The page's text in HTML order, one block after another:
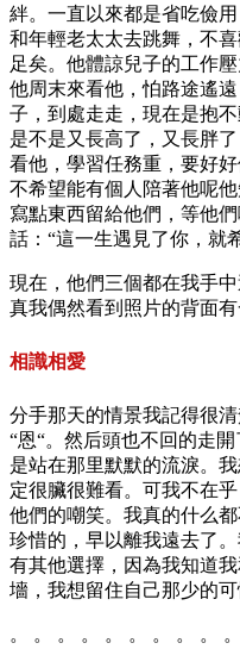
絆。一直以來都是省吃儉
和年輕老太太去跳舞，不
足矣。他體諒兒子的工作
他周末來看他，怕路途遙
子，到處走走，現在是抱
是不是又長高了，又長胖
看他，學習任務重，要好
不希望能有個人陪著他呢
寫點東西留給他們，等他
話：“這一生遇見了你，就
現在，他們三個都在我手
真我偶然看到照片的背面有
相識相愛
分手那天的情景我記得很
“恩“。然后頭也不回的走
是站在那里默默的流淚。
定很臟很難看。可我不在
他們的嘲笑。我真的什么
珍惜的，早以離我遠去了
有其他選擇，因為我知道
墻，我想留住自己那少的
。 。 。 。 。 。 。 。 。